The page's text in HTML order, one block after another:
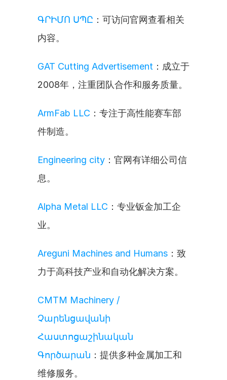
ԳՐԻՄՈ ՍՊԸ ：可访问官网查看相关
内容。
GAT Cutting Advertisement ：成立于
2008年，注重团队合作和服务质量。
ArmFab LLC ：专注于高性能赛车部
件制造。
Engineering city ：官网有详细公司信
息。
Alpha Metal LLC ：专业钣金加工企
业。
Areguni Machines and Humans ：致
力于高科技产业和自动化解决方案。
CMTM Machinery /
Չարենցավանի
Հաստոցաշինական
Գործարան ：提供多种金属加工和
维修服务。